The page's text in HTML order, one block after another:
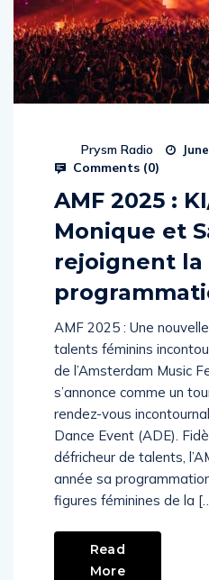
Prysm Radio
Comments (0)
AMF 2025 :
Monique et
rejoignent la
AMF 2025 : Une
talents féminins
de l’Amsterdam Music
s’annonce comme un
rendez-vous
Dance Event (ADE).
défricheur de talents,
année sa
figures féminines de la
Read
More